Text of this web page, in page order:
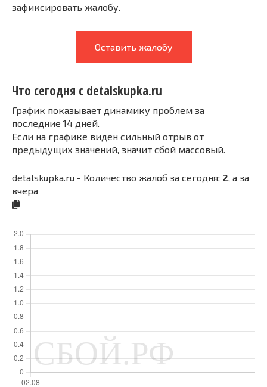
зафиксировать жалобу.
Оставить жалобу
Что сегодня с detalskupka.ru
График показывает динамику проблем за
последние 14 дней.
Если на графике виден сильный отрыв от
предыдущих значений, значит сбой массовый.
detalskupka.ru - Количество жалоб за сегодня: 2 , а за
вчера